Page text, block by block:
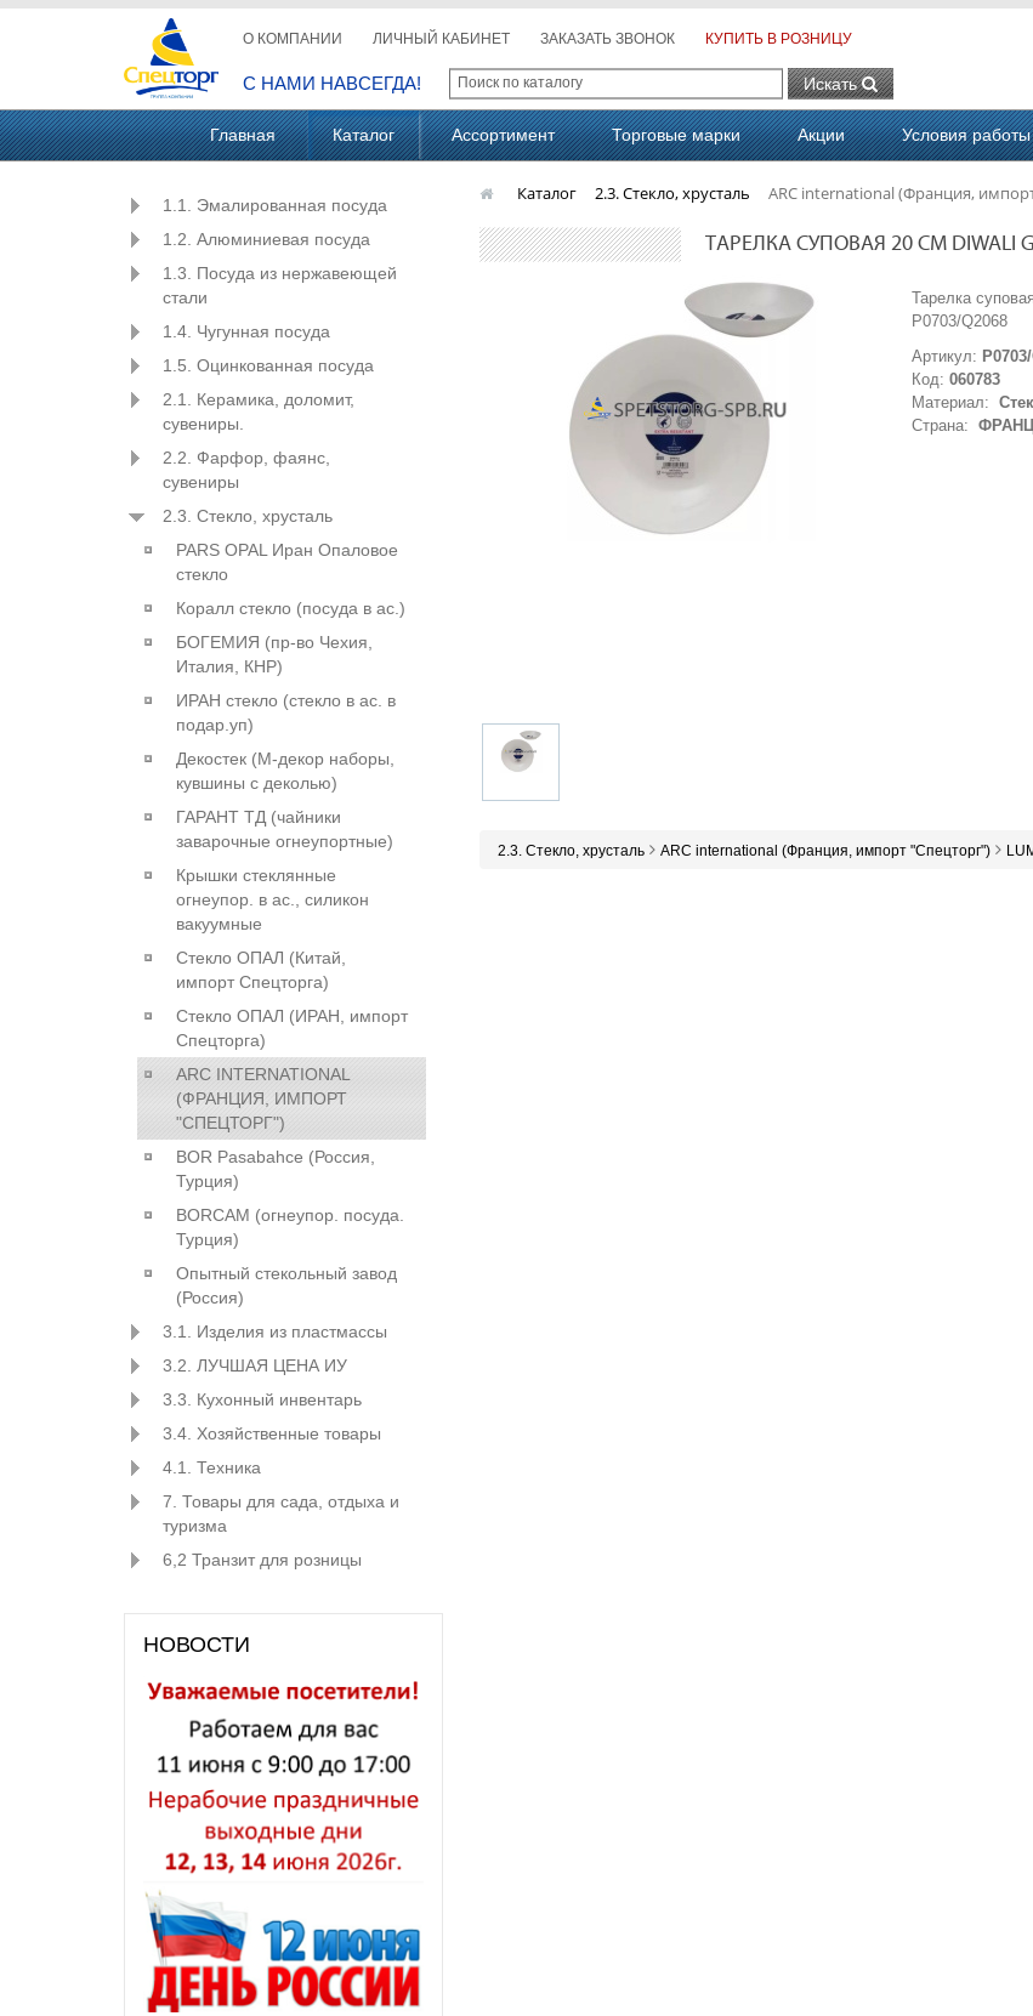
О КОМПАНИИ ЛИЧНЫЙ КАБИНЕТ ЗАКАЗАТЬ ЗВОНОК КУПИТЬ В РОЗНИЦУ
С НАМИ НАВСЕГДА! Искать
Главная Каталог Ассортимент Торговые марки Акции Условия работы
1.1. Эмалированная посуда
1.2. Алюминиевая посуда
1.3. Посуда из нержавеющей
стали
1.4. Чугунная посуда
1.5. Оцинкованная посуда
2.1. Керамика, доломит,
сувениры.
2.2. Фарфор, фаянс,
сувениры
2.3. Стекло, хрусталь
PARS OPAL Иран Опаловое
стекло
Коралл стекло (посуда в ас.)
БОГЕМИЯ (пр-во Чехия,
Италия, КНР)
ИРАН стекло (стекло в ас. в
подар.уп)
Декостек (М-декор наборы,
кувшины с деколью)
ГАРАНТ ТД (чайники
заварочные огнеупортные)
Крышки стеклянные
огнеупор. в ас., силикон
вакуумные
Стекло ОПАЛ (Китай,
импорт Спецторга)
Стекло ОПАЛ (ИРАН, импорт
Спецторга)
ARC INTERNATIONAL
(ФРАНЦИЯ, ИМПОРТ
"СПЕЦТОРГ")
BOR Pasabahce (Росcия,
Турция)
BORCAM (огнеупор. посуда.
Турция)
Опытный стекольный завод
(Россия)
3.1. Изделия из пластмассы
3.2. ЛУЧШАЯ ЦЕНА ИУ
3.3. Кухонный инвентарь
3.4. Хозяйственные товары
4.1. Техника
7. Товары для сада, отдыха и
туризма
6,2 Транзит для розницы
НОВОСТИ
Каталог 2.3. Стекло, хрусталь ARC international (Франция,
ТАРЕЛКА СУПОВАЯ 20 СМ DIWALI
Тарелка
P0703/Q2068
Артикул:
Код:060783
Материал:
Страна:
2.3. Стекло, хрусталь ARC international (Франция, импорт "Спецторг")